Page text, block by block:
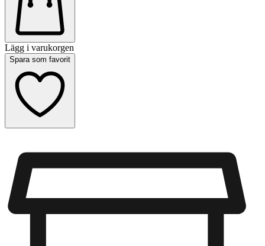
Lägg i varukorgen
Spara som favorit